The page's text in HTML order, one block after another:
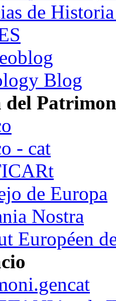
de
Blog
del
- cat
de Europa
Nostra
Européen